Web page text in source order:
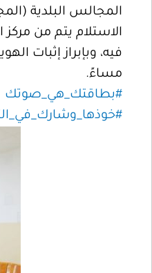
المجالس البلدية
الاستلام يتم من مركز
مساءً.
#بطاقتك_هي_صوتك